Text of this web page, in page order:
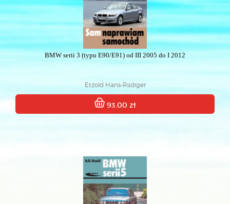
BMW serii 3 (typu E90/E91) od III 2005 do I 2012
Etzold Hans-Rüdiger
93.00 zł